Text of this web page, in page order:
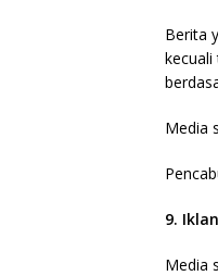
Berita
kecuali
Media
9. Iklan
Media